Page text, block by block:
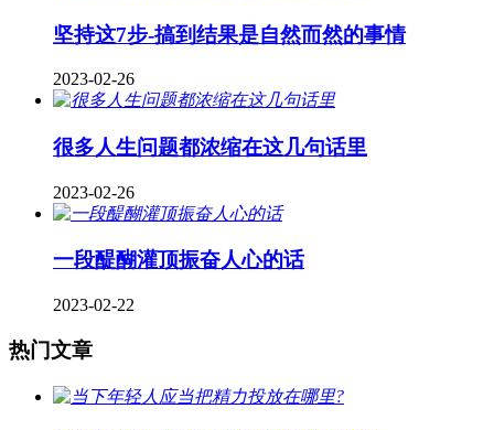
坚持这7步-搞到结果是自然而然的事情
2023-02-26
很多人生问题都浓缩在这几句话里
2023-02-26
一段醍醐灌顶振奋人心的话
2023-02-22
热门文章